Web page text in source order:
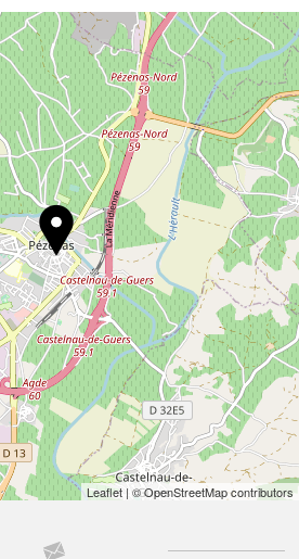
Leaflet | © OpenStreetMap contributors